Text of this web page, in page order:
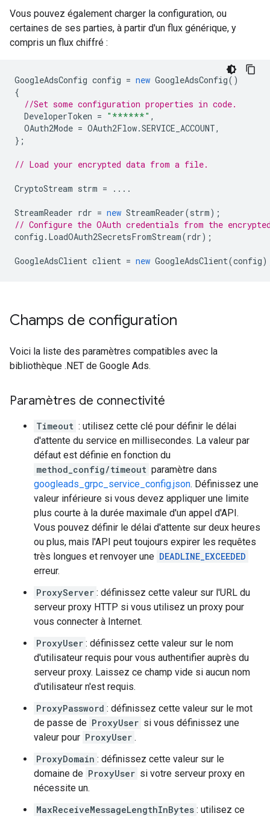
Vous pouvez également charger la configuration, ou
certaines de ses parties, à partir d'un flux générique, y
compris un flux chiffré :
GoogleAdsConfig config = new GoogleAdsConfig()
{
//Set some configuration properties in code.
DeveloperToken = "******" ,
OAuth2Mode = OAuth2Flow.SERVICE_ACCOUNT,
};
// Load your encrypted data from a file.
CryptoStream strm = ....
StreamReader rdr = new StreamReader(strm);
// Configure the OAuth credentials from the
config . LoadOAuth2SecretsFromStream(rdr);
GoogleAdsClient client = new GoogleAdsClient(config
Champs de configuration
Voici la liste des paramètres compatibles avec la
bibliothèque .NET de Google Ads.
Paramètres de connectivité
Timeout : utilisez cette clé pour définir le délai
d'attente du service en millisecondes. La valeur par
défaut est définie en fonction du
method_config/timeout paramètre dans
googleads_grpc_service_config.json. Définissez une
valeur inférieure si vous devez appliquer une limite
plus courte à la durée maximale d'un appel d'API.
Vous pouvez définir le délai d'attente sur deux heures
ou plus, mais l'API peut toujours expirer les requêtes
très longues et renvoyer une DEADLINE_EXCEEDED
erreur.
ProxyServer : définissez cette valeur sur l'URL du
serveur proxy HTTP si vous utilisez un proxy pour
vous connecter à Internet.
ProxyUser : définissez cette valeur sur le nom
d'utilisateur requis pour vous authentifier auprès du
serveur proxy. Laissez ce champ vide si aucun nom
d'utilisateur n'est requis.
ProxyPassword : définissez cette valeur sur le mot
de passe de ProxyUser si vous définissez une
valeur pour ProxyUser .
ProxyDomain : définissez cette valeur sur le
domaine de ProxyUser si votre serveur proxy en
nécessite un.
MaxReceiveMessageLengthInBytes : utilisez ce